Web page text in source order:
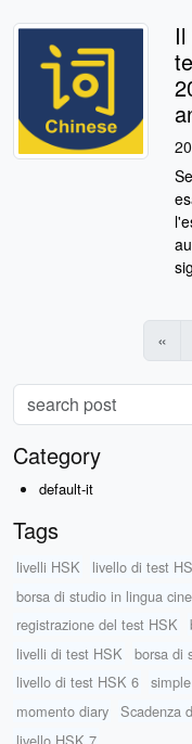
«
Category
default-it
Tags
livelli HSK livello di test
borsa di studio in lingua
registrazione del test HSK
livelli di test HSK
borsa di
livello di test HSK 6
momento diary
Scadenza
livello HSK 7